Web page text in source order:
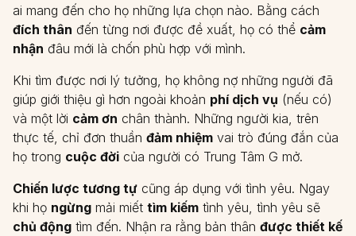
ai mang đến cho họ những lựa chọn nào. Bằng cách
đích thân đến từng nơi được đề xuất, họ có thể cảm
nhận đâu mới là chốn phù hợp với mình.
Khi tìm được nơi lý tưởng, họ không nợ những người đã
giúp giới thiệu gì hơn ngoài khoản phí dịch vụ (nếu có)
và một lời cảm ơn chân thành. Những người kia, trên
thực tế, chỉ đơn thuần đảm nhiệm vai trò đúng đắn của
họ trong cuộc đời của người có Trung Tâm G mở.
Chiến lược tương tự cũng áp dụng với tình yêu. Ngay
khi họ ngừng mải miết tìm kiếm tình yêu, tình yêu sẽ
chủ động tìm đến. Nhận ra rằng bản thân được thiết kế